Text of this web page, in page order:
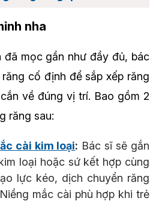
nha
đã mọc gần như đầy đủ, bác
cố định để sắp xếp răng
về đúng vị trí. Bao gồm 2
răng sau:
cài kim loại: Bác sĩ sẽ gắn
loại hoặc sứ kết hợp cùng
lực kéo, dịch chuyển răng
mắc cài phù hợp khi trẻ